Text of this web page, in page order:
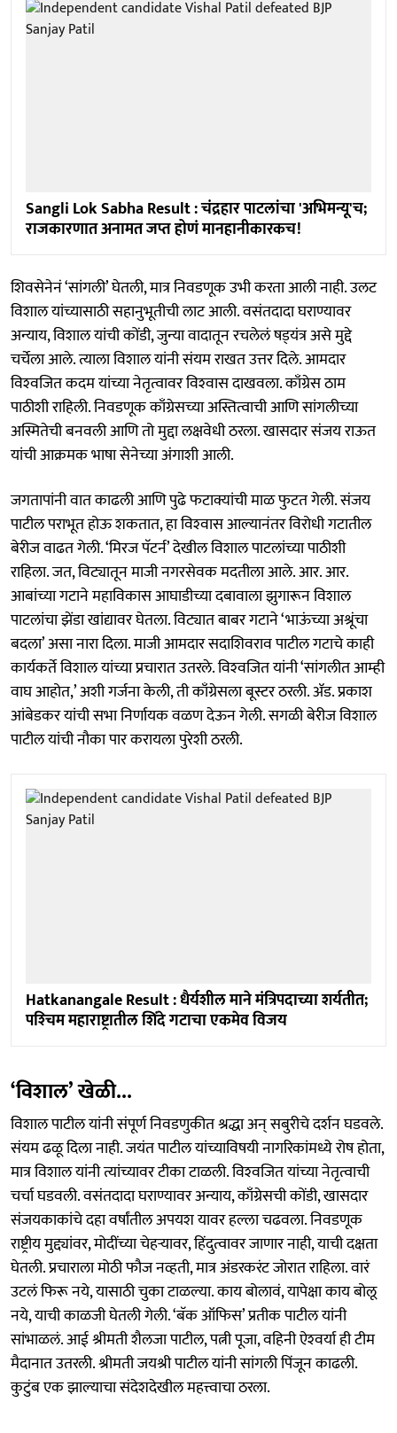
Sangli Lok Sabha Result : चंद्रहार पाटलांचा 'अभिमन्यू'च;
राजकारणात अनामत जप्त होणं मानहानीकारकच!
शिवसेनेनं ‘सांगली’ घेतली, मात्र निवडणूक उभी करता आली नाही. उलट
विशाल यांच्यासाठी सहानुभूतीची लाट आली. वसंतदादा घराण्यावर
अन्याय, विशाल यांची कोंडी, जुन्या वादातून रचलेलं षड्‌यंत्र असे मुद्दे
चर्चेला आले. त्याला विशाल यांनी संयम राखत उत्तर दिले. आमदार
विश्‍वजित कदम यांच्या नेतृत्वावर विश्‍वास दाखवला. काँग्रेस ठाम
पाठीशी राहिली. निवडणूक काँग्रेसच्या अस्तित्वाची आणि सांगलीच्या
अस्मितेची बनवली आणि तो मुद्दा लक्षवेधी ठरला. खासदार संजय राऊत
यांची आक्रमक भाषा सेनेच्या अंगाशी आली.
जगतापांनी वात काढली आणि पुढे फटाक्यांची माळ फुटत गेली. संजय
पाटील पराभूत होऊ शकतात, हा विश्‍वास आल्यानंतर विरोधी गटातील
बेरीज वाढत गेली. ‘मिरज पॅटर्न’ देखील विशाल पाटलांच्या पाठीशी
राहिला. जत, विट्यातून माजी नगरसेवक मदतीला आले. आर. आर.
आबांच्या गटाने महाविकास आघाडीच्या दबावाला झुगारून विशाल
पाटलांचा झेंडा खांद्यावर घेतला. विट्यात बाबर गटाने ‘भाऊंच्या अश्रूंचा
बदला’ असा नारा दिला. माजी आमदार सदाशिवराव पाटील गटाचे काही
कार्यकर्ते विशाल यांच्या प्रचारात उतरले. विश्‍वजित यांनी ‘सांगलीत आम्ही
वाघ आहोत,’ अशी गर्जना केली, ती काँग्रेसला बूस्टर ठरली. ॲड. प्रकाश
आंबेडकर यांची सभा निर्णायक वळण देऊन गेली. सगळी बेरीज विशाल
पाटील यांची नौका पार करायला पुरेशी ठरली.
Hatkanangale Result : धैर्यशील माने मंत्रिपदाच्या शर्यतीत;
पश्‍चिम महाराष्ट्रातील शिंदे गटाचा एकमेव विजय
‘विशाल’ खेळी...
विशाल पाटील यांनी संपूर्ण निवडणुकीत श्रद्धा अन् सबुरीचे दर्शन घडवले.
संयम ढळू दिला नाही. जयंत पाटील यांच्याविषयी नागरिकांमध्ये रोष होता,
मात्र विशाल यांनी त्यांच्यावर टीका टाळली. विश्‍वजित यांच्या नेतृत्वाची
चर्चा घडवली. वसंतदादा घराण्यावर अन्याय, काँग्रेसची कोंडी, खासदार
संजयकाकांचे दहा वर्षांतील अपयश यावर हल्ला चढवला. निवडणूक
राष्ट्रीय मुद्द्यांवर, मोदींच्या चेहऱ्यावर, हिंदुत्वावर जाणार नाही, याची दक्षता
घेतली. प्रचाराला मोठी फौज नव्हती, मात्र अंडरकरंट जोरात राहिला. वारं
उटलं फिरू नये, यासाठी चुका टाळल्या. काय बोलावं, यापेक्षा काय बोलू
नये, याची काळजी घेतली गेली. ‘बॅक ऑफिस’ प्रतीक पाटील यांनी
सांभाळलं. आई श्रीमती शैलजा पाटील, पत्नी पूजा, वहिनी ऐश्‍वर्या ही टीम
मैदानात उतरली. श्रीमती जयश्री पाटील यांनी सांगली पिंजून काढली.
कुटुंब एक झाल्याचा संदेशदेखील महत्त्वाचा ठरला.